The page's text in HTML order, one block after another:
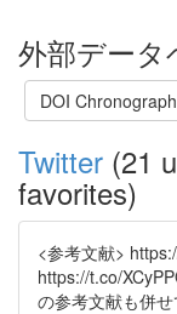
外部データ
DOI Chronograph
Twitter (21
favorites)
<参考文献>
https://t.co/
の参考文献も併